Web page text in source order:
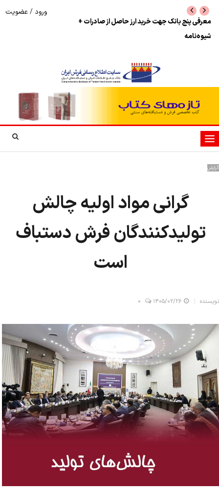
نرخ بازگشت ارز حاصل از صادرات + تکمیلی
ورود /عضویت
تغییر
وضعیت
گزارش
گرانی مواد اولیه چالش
تولیدکنندگان فرش دستباف
است
نویسنده ۱۴۰۵/۰۲/۲۶ 0